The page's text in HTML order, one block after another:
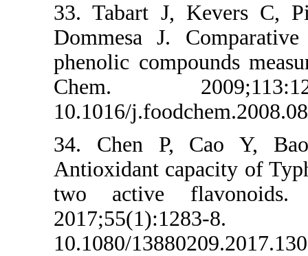
33. Tabart J,
Dommesa
phenolic
Chem.
10.1016/
34. Chen
Antioxidant
two active
10.1080/